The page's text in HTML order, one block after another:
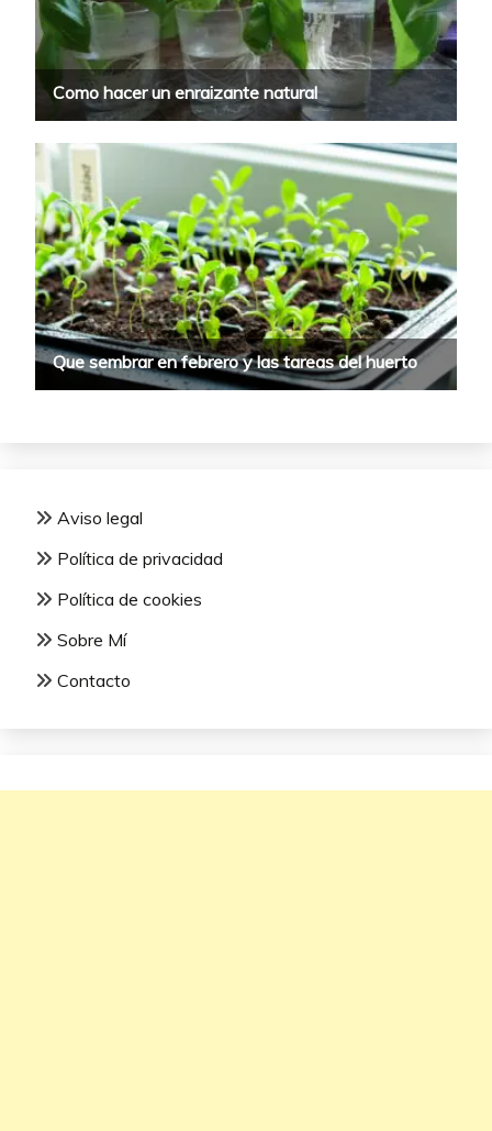
Aviso legal
Política de privacidad
Política de cookies
Sobre Mí
Contacto